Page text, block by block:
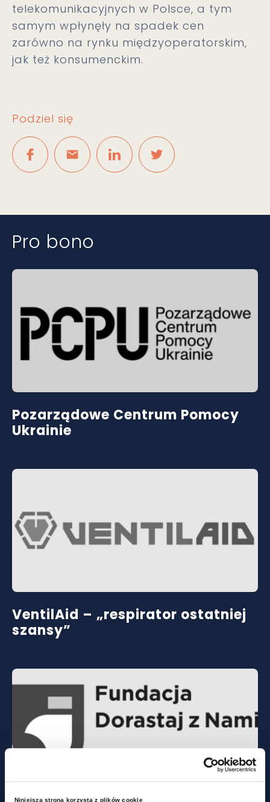
Niniejsza strona korzysta z plików cookie
telekomunikacyjnych w Polsce, a tym
samym wpłynęły na spadek cen
zarówno na rynku międzyoperatorskim,
jak też konsumenckim.
Podziel się
Pro bono
Pozarządowe Centrum Pomocy
Ukrainie
VentilAid – „respirator ostatniej
szansy”